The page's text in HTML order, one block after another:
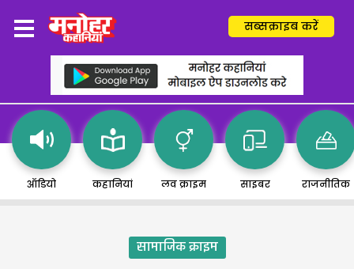
सब्सक्राइब करें
ऑडियो कहानियां लव क्राइम साइबर राजनीतिक
सामाजिक क्राइम